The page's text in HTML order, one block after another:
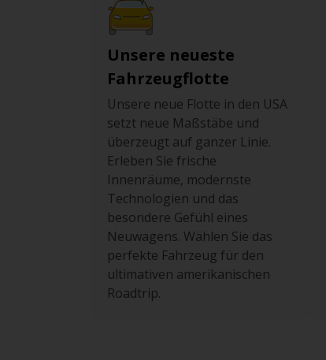
Unsere neueste
Fahrzeugflotte
Unsere neue Flotte in den USA
setzt neue Maßstäbe und
überzeugt auf ganzer Linie.
Erleben Sie frische
Innenräume, modernste
Technologien und das
besondere Gefühl eines
Neuwagens. Wählen Sie das
perfekte Fahrzeug für den
ultimativen amerikanischen
Roadtrip.